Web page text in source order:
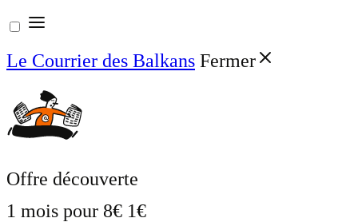
Aller
au
contenu
Le Courrier des Balkans Fermer
Offre découverte
1 mois pour 8€ 1€